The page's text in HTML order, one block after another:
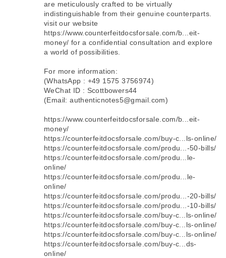
are meticulously crafted to be virtually
indistinguishable from their genuine counterparts.
visit our website
https://www.counterfeitdocsforsale.com/b...eit-
money/ for a confidential consultation and explore
a world of possibilities.
For more information:
(WhatsApp : +49 1575 3756974)
WeChat ID : Scottbowers44
(Email: authenticnotes5@gmail.com)
https://www.counterfeitdocsforsale.com/b...eit-
money/
https://counterfeitdocsforsale.com/buy-c...ls-online/
https://counterfeitdocsforsale.com/produ...-50-bills/
https://counterfeitdocsforsale.com/produ...le-
online/
https://counterfeitdocsforsale.com/produ...le-
online/
https://counterfeitdocsforsale.com/produ...-20-bills/
https://counterfeitdocsforsale.com/produ...-10-bills/
https://counterfeitdocsforsale.com/buy-c...ls-online/
https://counterfeitdocsforsale.com/buy-c...ls-online/
https://counterfeitdocsforsale.com/buy-c...ls-online/
https://counterfeitdocsforsale.com/buy-c...ds-
online/